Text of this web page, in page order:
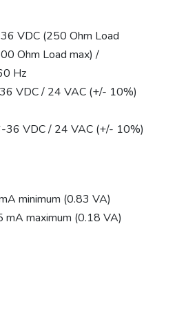
VDC (250 Ohm Load
Ohm Load max) /
Hz
VDC / 24 VAC (+/- 10%)
VDC / 24 VAC (+/- 10%)
minimum (0.83 VA)
mA maximum (0.18 VA)